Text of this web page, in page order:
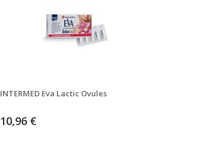
INTERMED Eva Lactic Ovules
10,96 €